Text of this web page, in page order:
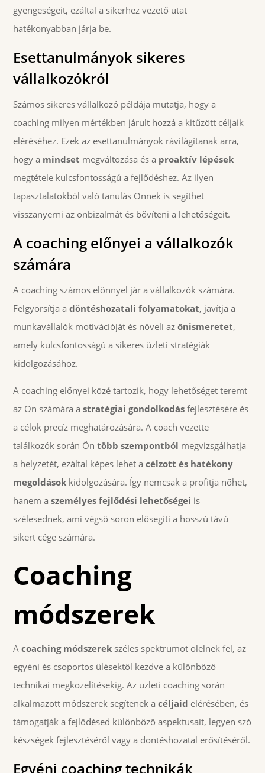
gyengeségeit, ezáltal a sikerhez vezető utat
hatékonyabban járja be.
Esettanulmányok sikeres
vállalkozókról
Számos sikeres vállalkozó példája mutatja, hogy a
coaching milyen mértékben járult hozzá a kitűzött céljaik
eléréséhez. Ezek az esettanulmányok rávilágítanak arra,
hogy a mindset megváltozása és a proaktív lépések
megtétele kulcsfontosságú a fejlődéshez. Az ilyen
tapasztalatokból való tanulás Önnek is segíthet
visszanyerni az önbizalmát és bővíteni a lehetőségeit.
A coaching előnyei a vállalkozók
számára
A coaching számos előnnyel jár a vállalkozók számára.
Felgyorsítja adöntéshozatali folyamatokat, javítja a
munkavállalók motivációját és növeli azönismeretet,
amely kulcsfontosságú a sikeres üzleti stratégiák
kidolgozásához.
A coaching előnyei közé tartozik, hogy lehetőséget teremt
az Ön számára astratégiai gondolkodás fejlesztésére és
a célok precíz meghatározására. A coach vezette
találkozók során Öntöbb szempontból megvizsgálhatja
a helyzetét, ezáltal képes lehet acélzott és hatékony
megoldások kidolgozására. Így nemcsak a profitja nőhet,
hanem aszemélyes fejlődési lehetőségei is
szélesednek, ami végső soron elősegíti a hosszú távú
sikert cége számára.
Coaching
módszerek
Acoaching módszerek széles spektrumot ölelnek fel, az
egyéni és csoportos ülésektől kezdve a különböző
technikai megközelítésekig. Az üzleti coaching során
alkalmazott módszerek segítenek acéljaid elérésében, és
támogatják a fejlődésed különböző aspektusait, legyen szó
készségek fejlesztéséről vagy a döntéshozatal erősítéséről.
Egyéni coaching technikák